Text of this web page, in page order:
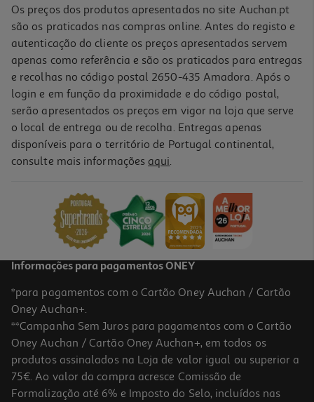
Rum Bacardi Carta Blanca 0.70l
19,39 €
Os preços dos produtos apresentados no site Auchan.pt
são os praticados nas compras online. Antes do registo e
autenticação do cliente os preços apresentados servem
apenas como referência e são os praticados para entregas
e recolhas no código postal 2650-435 Amadora. Após o
login e em função da proximidade e do código postal,
serão apresentados os preços em vigor na loja que serve
o local de entrega ou de recolha. Entregas apenas
disponíveis para o território de Portugal continental,
consulte mais informações aqui.
Informações para pagamentos ONEY
*para pagamentos com o Cartão Oney Auchan / Cartão
Oney Auchan+.
**Campanha Sem Juros para pagamentos com o Cartão
Oney Auchan / Cartão Oney Auchan+, em todos os
produtos assinalados na Loja de valor igual ou superior a
75€. Ao valor da compra acresce Comissão de
Formalização até 6% e Imposto do Selo, incluídos nas